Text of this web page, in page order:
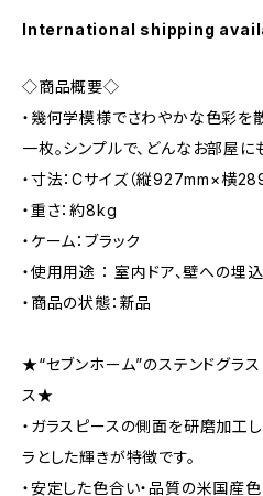
International shipping
◇商品概要◇
・幾何学模様でさわやかな色彩を
一枚。シンプルで、どんなお部屋に
・寸法：Cサイズ（縦927mm×横
・重さ：約8kg
・ケーム：ブラック
・使用用途 ： 室内ドア、壁への埋
・商品の状態：新品
★“セブンホーム”のステンドグラ
ス★
・ガラスピースの側面を研磨加工
ラとした輝きが特徴です。
・安定した色合い・品質の米国産